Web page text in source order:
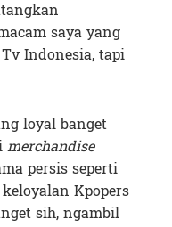
saya yang
Indonesia, tapi
loyal banget
merchandise
persis seperti
Kpopers
sih, ngambil